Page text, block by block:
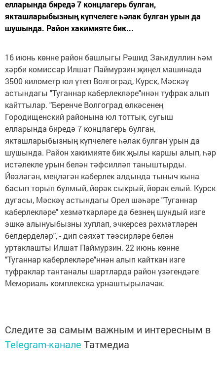
елларында биредә 7 концлагерь булган,
якташларыбызның күпчелеге һәлак булган урын да
шушында. Район хакимияте бик...
16 июнь көнне район башлыгы Рәшид Заһидуллин һәм
хәрби комиссар Илшат Паймурзин җиңел машинада
3500 километр юл үтеп Волгоград, Курск, Мәскәү
астындагы "Туганнар каберлекләре"ннән туфрак алып
кайттылар. "Беренче Волгоград өлкәсенең
Городищенский районына юл тоттык, сугыш
елларында биредә 7 концлагерь булган,
якташларыбызның күпчелеге һәлак булган урын да
шушында. Район хакимияте бик җылы каршы алып, һәр
истәлекле урын белән тәфсилләп таныштырды.
Йөзләгән, меңләгән каберлек алдында тыныч кына
басып торып булмый, йөрәк сыкрый, йөрәк елый. Курск
дугасы, Мәскәү астындагы Орел шәһәре "Туганнар
каберлекләре" хезмәткәрләре дә безнең шундый изге
эшкә алынуыбызны хуплап, эчкерсез рәхмәтләрен
белдерделәр", - дип сәяхәт тәэсирләре белән
уртаклашты Илшат Паймурзин. 22 июнь көнне
"Туганнар каберлекләре"ннән алып кайткан изге
туфраклар тантаналы шартларда район үзәгендәге
Мемориаль комплекска урнаштырылачак.
Следите за самым важным и интересным в
Telegram-канале Татмедиа